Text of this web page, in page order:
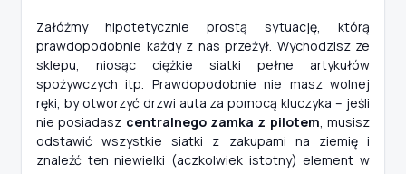
Załóżmy hipotetycznie prostą sytuację, którą
prawdopodobnie każdy z nas przeżył. Wychodzisz ze
sklepu, niosąc ciężkie siatki pełne artykułów
spożywczych itp. Prawdopodobnie nie masz wolnej
ręki, by otworzyć drzwi auta za pomocą kluczyka – jeśli
nie posiadasz centralnego zamka z pilotem, musisz
odstawić wszystkie siatki z zakupami na ziemię i
znaleźć ten niewielki (aczkolwiek istotny) element w